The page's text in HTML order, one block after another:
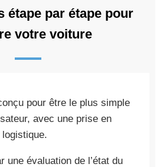
étape par étape pour
votre voiture
pour être le plus simple
avec une prise en
une évaluation de l’état du